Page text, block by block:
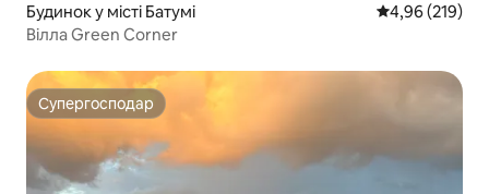
Будинок у місті Батумі Середня
4,96 (219)
Вілла Green Corner
Супергосподар
Супергосподар